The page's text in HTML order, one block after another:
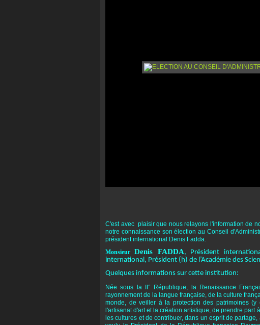
C'est avec plaisir que nous relayons l'information de
notre connaissance son élection au Conseil
président international Denis Fadda.
Monsieur
Denis FADDA, Président
international, Président (h) de l’Académie des
Quelques informations sur cette institution:
Née sous la II° République, la Renaissance
rayonnement de la langue française, de la culture
monde, de veiller à la protection des patrimoines (y
l'artisanat d'art et la création artistique, de prendre
les cultures et de contribuer, dans un esprit de